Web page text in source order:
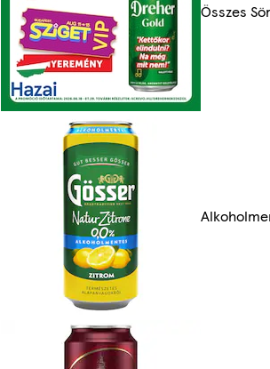
Összes